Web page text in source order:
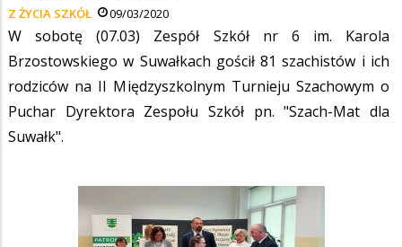
Z ŻYCIA SZKÓŁ 09/03/2020
W sobotę (07.03) Zespół Szkół nr 6 im. Karola
Brzostowskiego w Suwałkach gościł 81 szachistów i ich
rodziców na II Międzyszkolnym Turnieju Szachowym o
Puchar Dyrektora Zespołu Szkół pn. "Szach-Mat dla
Suwałk".